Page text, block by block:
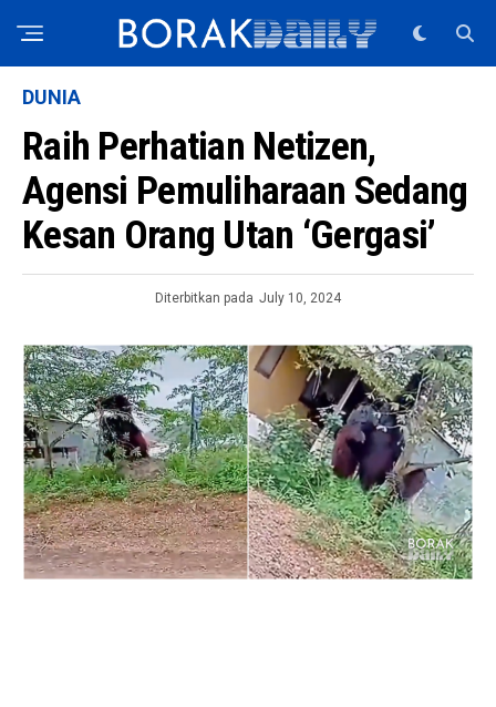
DUNIA
Raih Perhatian Netizen,
Agensi Pemuliharaan Sedang
Kesan Orang Utan ‘Gergasi’
Diterbitkan pada July 10, 2024